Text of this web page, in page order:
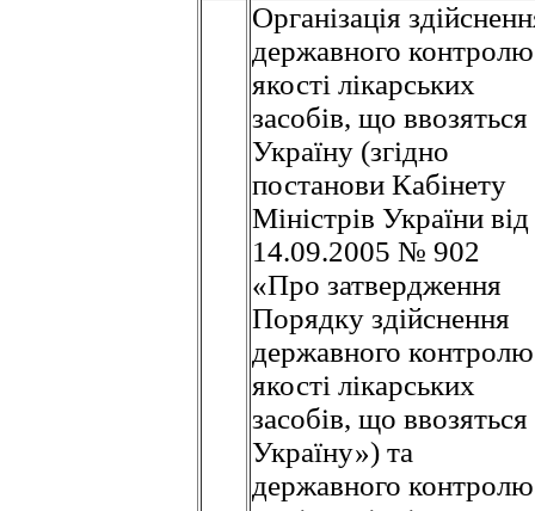
Організація
державного контролю
якості лікарських
засобів, що ввозяться
Україну (згідно
постанови Кабінету
Міністрів України від
14.09.2005 № 902
«Про затвердження
Порядку здійснення
державного контролю
якості лікарських
засобів, що ввозяться
Україну») та
державного контролю